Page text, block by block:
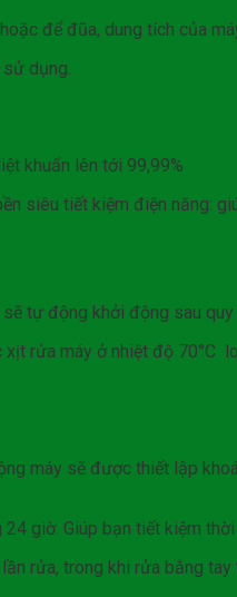
để đũa, dung tích của
dụng.
khuẩn lên tới 99,99%
siêu tiết kiệm điện năng:
tự động khởi động sau
rửa máy ở nhiệt độ 70°C
máy sẽ được thiết lập
giờ. Giúp bạn tiết kiệm
rửa, trong khi rửa bằng